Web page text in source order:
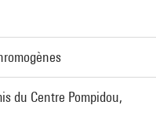
du Centre Pompidou,